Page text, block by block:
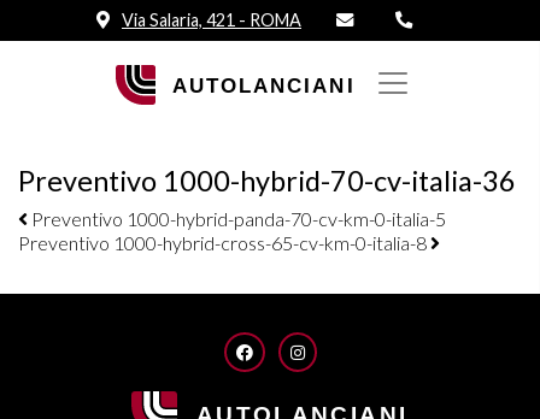
Via Salaria, 421 - ROMA
Preventivo 1000-hybrid-70-cv-italia-36
Navigazione elementi
Preventivo 1000-hybrid-panda-70-cv-km-0-italia-5
Preventivo 1000-hybrid-cross-65-cv-km-0-italia-8
FACEBOOKINSTAGRAM